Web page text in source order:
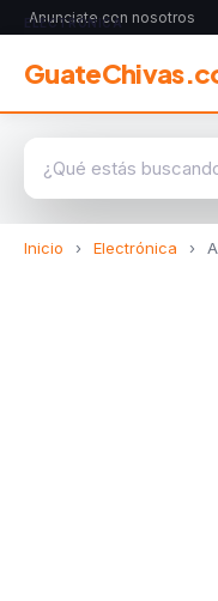
Anunciate con nosotros
Inicio › Electrónica ›
ELECTRÓNICA